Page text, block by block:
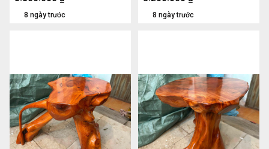
8 ngày trước 8 ngày trước